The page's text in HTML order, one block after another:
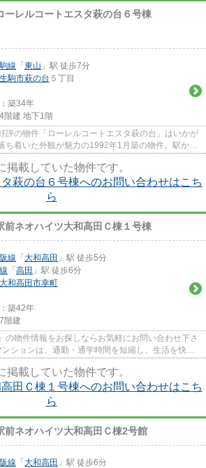
ーレルコートエスタ萩の台６号棟
線 「 東山 」駅 徒歩7分
生駒市萩の台 ５丁目
築34年
階建 地下1階
評の物件「ローレルコートエスタ萩の台」はいかが
ち着いた外観が魅力の1992年1月築の物件。駅から
掲載していた物件です。
萩の台６号棟へのお問い合わせはこち
ら
前ネオハイツ大和高田Ｃ棟１号棟
線 「 大和高田 」駅 徒歩5分
「 高田 」駅 徒歩6分
大和高田市幸町
築42年
階建
の物件情報をお探しならお気軽にお問い合わせ下さ
ションは、通勤・通学時間を短縮し、生活を快適
掲載していた物件です。
田Ｃ棟１号棟へのお問い合わせはこち
ら
前ネオハイツ大和高田Ｃ棟2号館
線 「 大和高田 」駅 徒歩6分